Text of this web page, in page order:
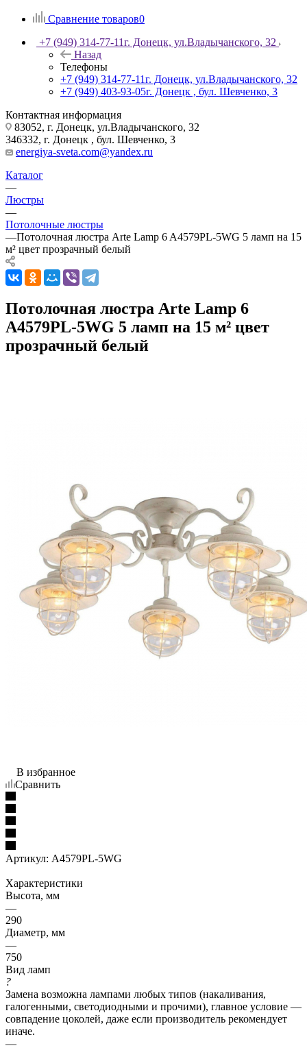
Сравнение товаров0
+7 (949) 314-77-11г. Донецк, ул.Владычанского, 32
Назад
Телефоны
+7 (949) 314-77-11г. Донецк, ул.Владычанского, 32
+7 (949) 403-93-05г. Донецк , бул. Шевченко, 3
Контактная информация
83052, г. Донецк, ул.Владычанского, 32
346332, г. Донецк , бул. Шевченко, 3
energiya-sveta.com@yandex.ru
Каталог
—
Люстры
—
Потолочные люстры
—Потолочная люстра Arte Lamp 6 A4579PL-5WG 5 ламп на 15
м² цвет прозрачный белый
Потолочная люстра Arte Lamp 6
A4579PL-5WG 5 ламп на 15 м² цвет
прозрачный белый
В избранное
Сравнить
Артикул: A4579PL-5WG
Характеристики
Высота, мм
—
290
Диаметр, мм
—
750
Вид ламп
?
Замена возможна лампами любых типов (накаливания,
галогенными, светодиодными и прочими), главное условие —
совпадение цоколей, даже если производитель рекомендует
иначе.
—